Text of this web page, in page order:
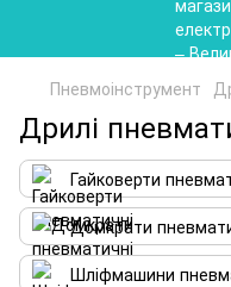
Пневмоінструмент
Дрилі
Гайковерти
Домкрати
Шліфмашини